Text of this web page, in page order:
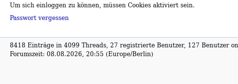
Um sich einloggen zu können, müssen Cookies aktiviert sein.
Passwort vergessen
8418 Einträge in 4099 Threads, 27 registrierte Benutzer, 127 Benutzer
Forumszeit: 08.08.2026, 20:55 (Europe/Berlin)